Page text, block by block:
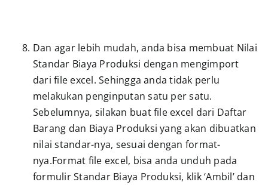
Dan agar lebih mudah, anda bisa membuat Nilai
Standar Biaya Produksi dengan mengimport
dari file excel. Sehingga anda tidak perlu
melakukan penginputan satu per satu.
Sebelumnya, silakan buat file excel dari Daftar
Barang dan Biaya Produksi yang akan dibuatkan
nilai standar-nya, sesuai dengan format-
nya.Format file excel, bisa anda unduh pada
formulir Standar Biaya Produksi, klik ‘Ambil’ dan